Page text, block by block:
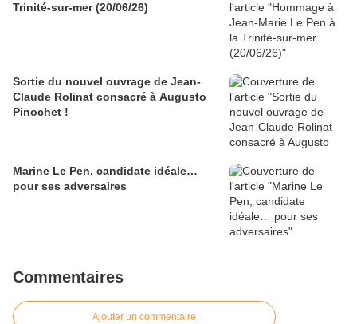
Trinité-sur-mer (20/06/26)
Sortie du nouvel ouvrage de Jean-
Claude Rolinat consacré à Augusto
Pinochet !
Marine Le Pen, candidate idéale…
pour ses adversaires
Commentaires
Ajouter un commentaire